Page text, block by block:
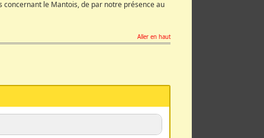
concernant le Mantois, de par notre présence au
Aller en haut